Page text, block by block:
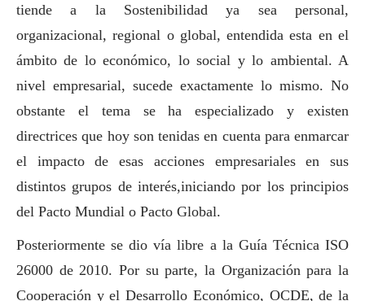
tiende a la Sostenibilidad ya sea personal,
organizacional, regional o global, entendida esta en el
ámbito de lo económico, losocial y lo ambiental. A
nivel empresarial, sucede exactamente lo mismo. No
obstante el tema se ha especializado y existen
directrices que hoy son tenidas en cuenta para enmarcar
el impacto de esas acciones empresariales en sus
distintos grupos de interés,iniciando por los principios
del Pacto Mundial o Pacto Global.
Posteriormente se dio vía libre a la Guía Técnica ISO
26000 de 2010. Por su parte, la Organización para la
Cooperación y el Desarrollo Económico, OCDE, de la